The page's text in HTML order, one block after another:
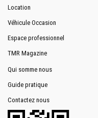
Location
Véhicule Occasion
Espace professionnel
TMR Magazine
Qui somme nous
Guide pratique
Contactez nous